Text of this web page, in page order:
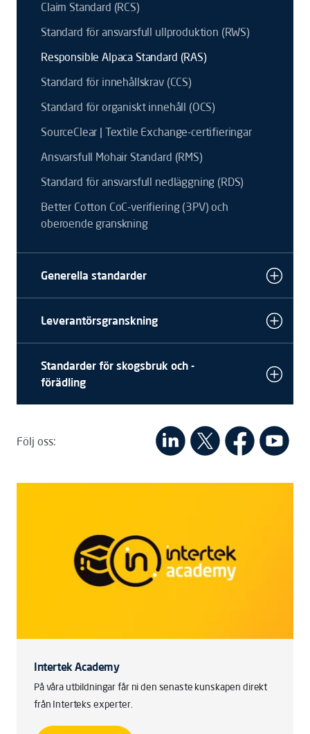
Claim Standard (RCS)
Standard för ansvarsfull ullproduktion (RWS)
Responsible Alpaca Standard (RAS)
Standard för innehållskrav (CCS)
Standard för organiskt innehåll (OCS)
SourceClear | Textile Exchange-certifieringar
Ansvarsfull Mohair Standard (RMS)
Standard för ansvarsfull nedläggning (RDS)
Better Cotton CoC-verifiering (3PV) och
oberoende granskning
Generella standarder
Leverantörsgranskning
Standarder för skogsbruk och -
förädling
Följ oss:
Intertek Academy
På våra utbildningar får ni den senaste kunskapen direkt
från Interteks experter.